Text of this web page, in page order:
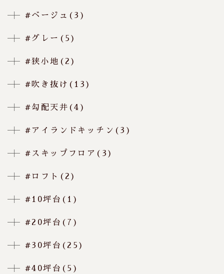
#ベージュ(3)
#グレー(5)
#狭小地(2)
#吹き抜け(13)
#勾配天井(4)
#アイランドキッチン(3)
#スキップフロア(3)
#ロフト(2)
#10坪台(1)
#20坪台(7)
#30坪台(25)
#40坪台(5)